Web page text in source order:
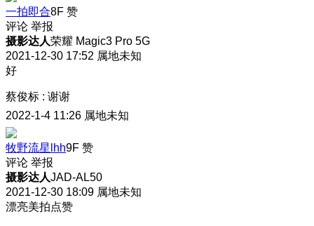
一拍即合8F 赞
评论 举报
摄影达人荣耀 Magic3 Pro 5G
2021-12-30 17:52 属地未知
好
蔡俊标 : 谢谢
2022-1-4 11:26 属地未知
牧野流星lhh9F 赞
评论 举报
摄影达人JAD-AL50
2021-12-30 18:09 属地未知
漂亮美拍点赞